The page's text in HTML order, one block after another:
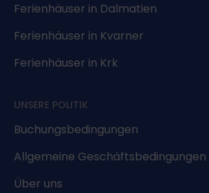
Ferienhäuser in Dalmatien
Ferienhäuser in Kvarner
Ferienhäuser in Krk
UNSERE POLITIK
Buchungsbedingungen
Allgemeine Geschäftsbedingungen
Über uns